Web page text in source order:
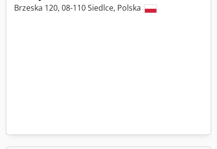
Brzeska 120, 08-110 Siedlce, Polska